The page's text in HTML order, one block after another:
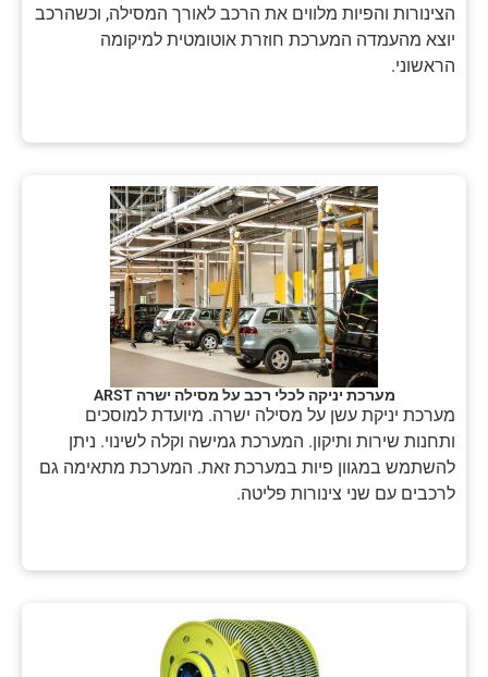
הצינורות והפיות מלווים את הרכב לאורך המסילה, וכשהרכב
יוצא מהעמדה המערכת חוזרת אוטומטית למיקומה
הראשוני.
מערכת יניקה לכלי רכב על מסילה ישרה ARST
מערכת יניקת עשן על מסילה ישרה. מיועדת למוסכים
ותחנות שירות ותיקון. המערכת גמישה וקלה לשינוי. ניתן
להשתמש במגוון פיות במערכת זאת. המערכת מתאימה גם
לרכבים עם שני צינורות פליטה.